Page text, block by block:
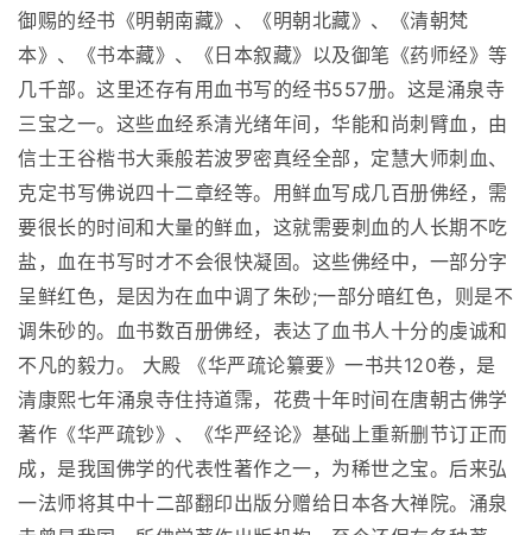
御赐的经书《明朝南藏》、《明朝北藏》、《清朝梵
本》、《书本藏》、《日本叙藏》以及御笔《药师经》等
几千部。这里还存有用血书写的经书557册。这是涌泉寺
三宝之一。这些血经系清光绪年间，华能和尚刺臂血，由
信士王谷楷书大乘般若波罗密真经全部，定慧大师刺血、
克定书写佛说四十二章经等。用鲜血写成几百册佛经，需
要很长的时间和大量的鲜血，这就需要刺血的人长期不吃
盐，血在书写时才不会很快凝固。这些佛经中，一部分字
呈鲜红色，是因为在血中调了朱砂;一部分暗红色，则是不
调朱砂的。血书数百册佛经，表达了血书人十分的虔诚和
不凡的毅力。 大殿 《华严疏论纂要》一书共120卷，是
清康熙七年涌泉寺住持道霈，花费十年时间在唐朝古佛学
著作《华严疏钞》、《华严经论》基础上重新删节订正而
成，是我国佛学的代表性著作之一，为稀世之宝。后来弘
一法师将其中十二部翻印出版分赠给日本各大禅院。涌泉